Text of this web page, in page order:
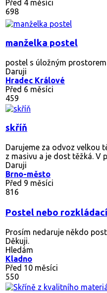
Před 4 měsíci
698
manželka postel
postel s úložným
Daruji
Hradec Králové
Před 6 měsíci
459
skříň
Darujeme za odvoz velkou
z masivu a je dost těžká. V
Daruji
Brno-město
Před 9 měsíci
816
Postel nebo
Prosím nedaruje někdo
Děkuji.
Hledám
Kladno
Před 10 měsíci
550